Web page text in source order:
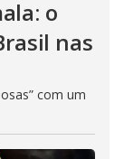
o
nas
com um